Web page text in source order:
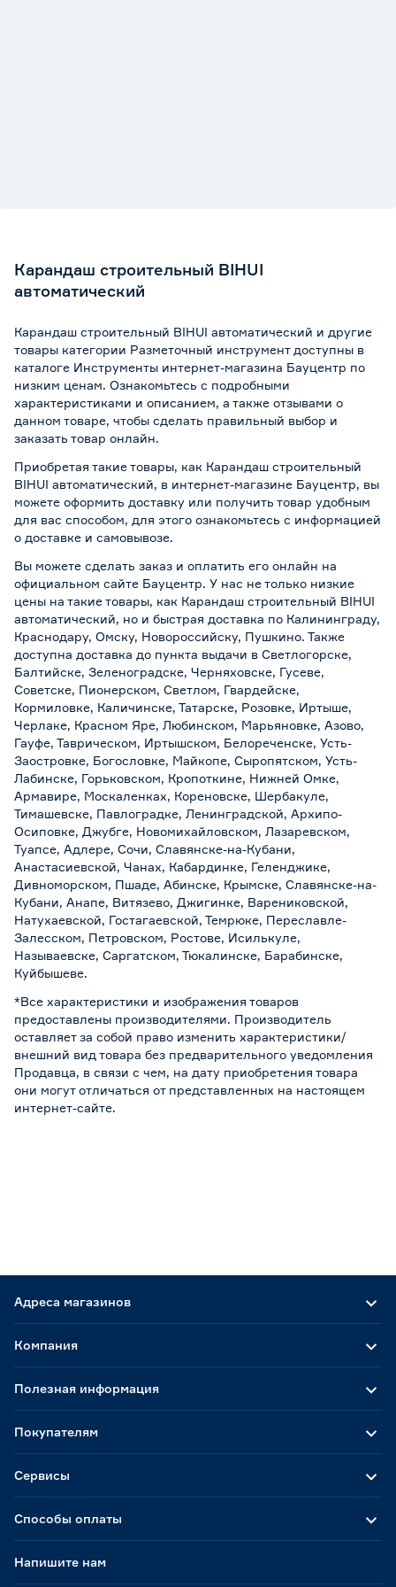
Карандаш строительный BIHUI
автоматический
Карандаш строительный BIHUI автоматический и другие
товары категории Разметочный инструмент доступны в
каталоге Инструменты интернет-магазина Бауцентр по
низким ценам. Ознакомьтесь с подробными
характеристиками и описанием, а также отзывами о
данном товаре, чтобы сделать правильный выбор и
заказать товар онлайн.
Приобретая такие товары, как Карандаш строительный
BIHUI автоматический, в интернет-магазине Бауцентр, вы
можете оформить доставку или получить товар удобным
для вас способом, для этого ознакомьтесь с информацией
о доставке и самовывозе.
Вы можете сделать заказ и оплатить его онлайн на
официальном сайте Бауцентр. У нас не только низкие
цены на такие товары, как Карандаш строительный BIHUI
автоматический, но и быстрая доставка по Калининграду,
Краснодару, Омску, Новороссийску, Пушкино. Также
доступна доставка до пункта выдачи в Светлогорске,
Балтийске, Зеленоградске, Черняховске, Гусеве,
Советске, Пионерском, Светлом, Гвардейске,
Кормиловке, Каличинске, Татарске, Розовке, Иртыше,
Черлаке, Красном Яре, Любинском, Марьяновке, Азово,
Гауфе, Таврическом, Иртышском, Белореченске, Усть-
Заостровке, Богословке, Майкопе, Сыропятском, Усть-
Лабинске, Горьковском, Кропоткине, Нижней Омке,
Армавире, Москаленках, Кореновске, Шербакуле,
Тимашевске, Павлоградке, Ленинградской, Архипо-
Осиповке, Джубге, Новомихайловском, Лазаревском,
Туапсе, Адлере, Сочи, Славянске-на-Кубани,
Анастасиевской, Чанах, Кабардинке, Геленджике,
Дивноморском, Пшаде, Абинске, Крымске, Славянске-на-
Кубани, Анапе, Витязево, Джигинке, Варениковской,
Натухаевской, Гостагаевской, Темрюке, Переславле-
Залесском, Петровском, Ростове, Исилькуле,
Называевске, Саргатском, Тюкалинске, Барабинске,
Куйбышеве.
*Все характеристики и изображения товаров
предоставлены производителями. Производитель
оставляет за собой право изменить характеристики/
внешний вид товара без предварительного уведомления
Продавца, в связи с чем, на дату приобретения товара
они могут отличаться от представленных на настоящем
интернет-сайте.
Адреса магазинов
Способы оплаты
Компания
Полезная информация
Покупателям
Сервисы
Напишите нам